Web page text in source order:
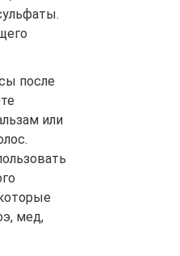
после
или
мед,